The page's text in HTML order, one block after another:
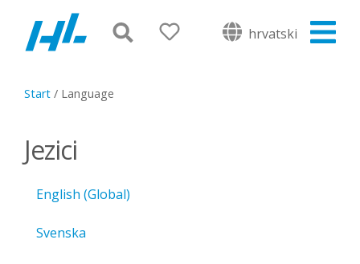
hrvatski
Start / Language
Jezici
English (Global)
Svenska